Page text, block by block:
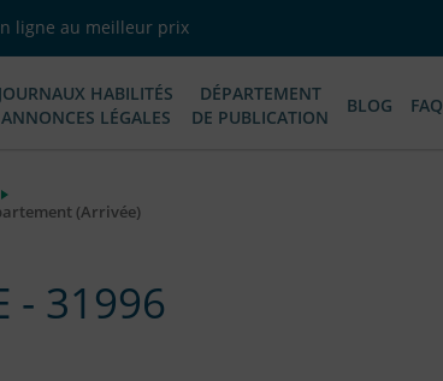
ligne au meilleur prix
JOURNAUX HABILITÉS
ANNONCES LÉGALES
DÉPARTEMENT
DE PUBLICATION
BLOG FAQ
(Arrivée)
- 31996